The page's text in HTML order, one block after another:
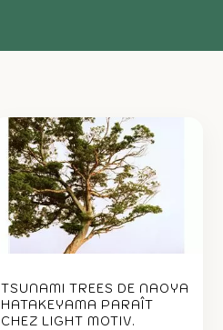
TSUNAMI TREES DE NAOYA
HATAKEYAMA PARAÎT
CHEZ LIGHT MOTIV.